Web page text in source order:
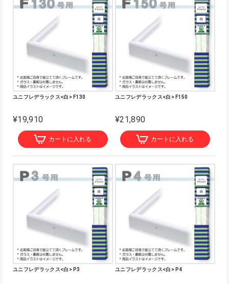
ユニフレデラックス<白> F130
¥19,910
カートに入れる
ユニフレデラックス<白> F150
¥21,890
カートに入れる
ユニフレデラックス<白> P3 ユニフレデラックス<白> P4